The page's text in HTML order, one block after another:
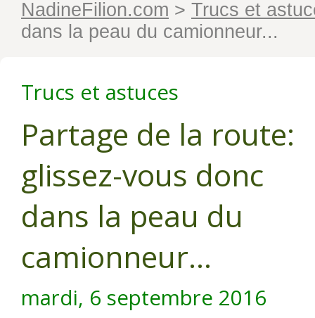
NadineFilion.com > Trucs et
dans la peau du camionneur...
Trucs et astuces
Partage de la route:
glissez-vous donc
dans la peau du
camionneur...
mardi, 6 septembre 2016